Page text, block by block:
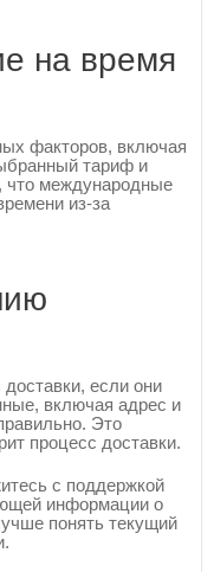
на время
факторов, включая
тариф и
что международные
из-за
если они
включая адрес и
Это
процесс доставки.
с поддержкой
информации о
понять текущий